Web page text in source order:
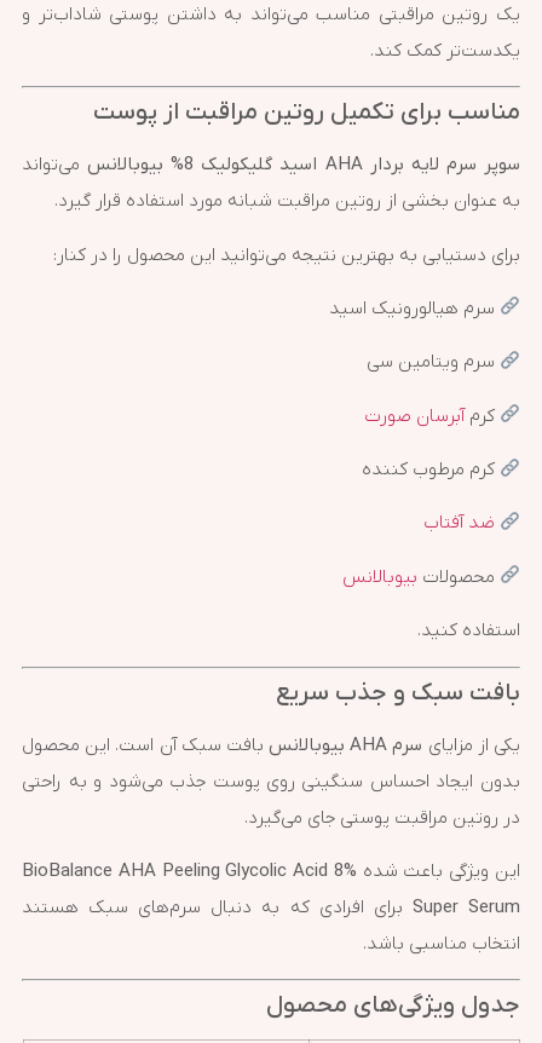
یک روتین مراقبتی مناسب می‌تواند به داشتن پوستی شاداب‌تر و
یکدست‌تر کمک کند.
مناسب برای تکمیل روتین مراقبت از پوست
سوپر سرم لایه بردار AHA اسید گلیکولیک 8% بیوبالانس
می‌تواند
به عنوان بخشی از روتین مراقبت شبانه مورد استفاده قرار گیرد.
برای دستیابی به بهترین نتیجه می‌توانید این محصول را در کنار:
سرم هیالورونیک اسید
سرم ویتامین سی
کرمآبرسان صورت
کرم مرطوب کننده
ضد آفتاب
محصولات بیوبالانس
استفاده کنید.
بافت سبک و جذب سریع
یکی از مزایای سرم AHA بیوبالانس
بافت سبک آن است. این محصول
بدون ایجاد احساس سنگینی روی پوست جذب می‌شود و به راحتی
در روتین مراقبت پوستی جای می‌گیرد.
این ویژگی باعث شده BioBalance AHA Peeling Glycolic Acid 8%
Super Serum برای افرادی که به دنبال سرم‌های سبک هستند
انتخاب مناسبی باشد.
جدول ویژگی‌های محصول